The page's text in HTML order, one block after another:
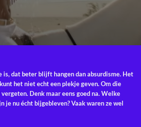
is, dat beter blijft hangen dan absurdisme. Het
het niet echt een plekje geven. Om die
Denk maar eens goed na. Welke
je nu écht bijgebleven? Vaak waren ze wel